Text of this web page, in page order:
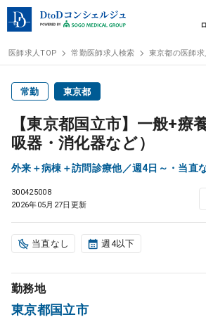
医師求人
常勤検索
スポット検索 アルバイト
DtoDの転職・
医師求人TOP 常勤医師求人検索 東京都の医師求
常勤 東京都
【東京都国立市】一般+療
吸器・消化器など）
外来＋病棟＋訪問診療他／週4日～・当直
300425008
2026年05月27日更新
当直なし 週4以下
勤務地
東京都国立市